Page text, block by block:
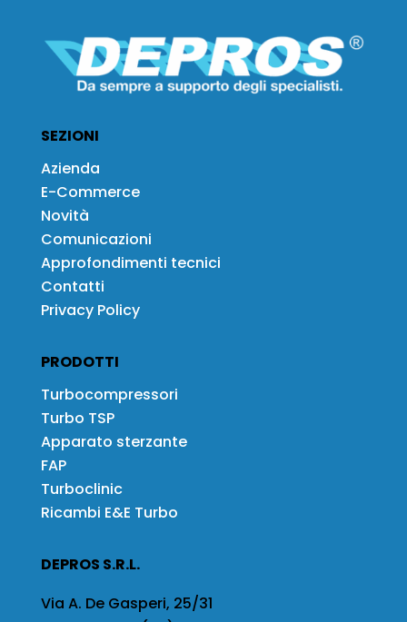
SEZIONI
Azienda
E-Commerce
Novità
Comunicazioni
Approfondimenti tecnici
Contatti
Privacy Policy
PRODOTTI
Turbocompressori
Turbo TSP
Apparato sterzante
FAP
Turboclinic
Ricambi E&E Turbo
DEPROS S.R.L.
Via A. De Gasperi, 25/31